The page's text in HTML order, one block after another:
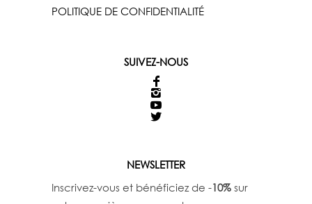
POLITIQUE DE CONFIDENTIALITÉ
SUIVEZ-NOUS
NEWSLETTER
Inscrivez-vous et bénéficiez de -10% sur